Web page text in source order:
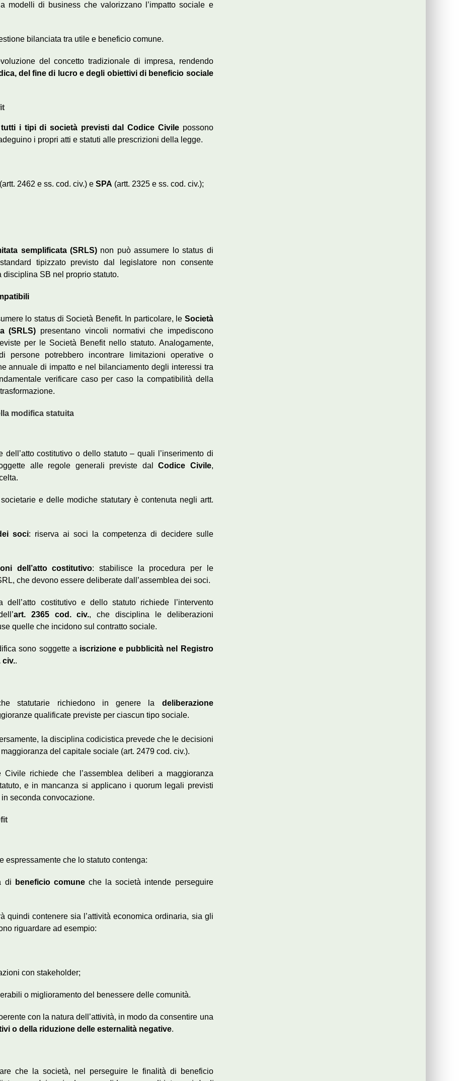
modelli di business che valorizzano l’impatto sociale e
bilanciata tra utile e beneficio comune.
del concetto tradizionale di impresa, rendendo
del fine di lucro e degli obiettivi di beneficio sociale
tutti i tipi di società previsti dal Codice Civilepossono
i propri atti e statuti alle prescrizioni della legge.
(artt. 2462 e ss. cod. civ.) e SPA (artt. 2325 e ss. cod. civ.);
semplificata (SRLS) non può assumere lo status di
tipizzato previsto dal legislatore non consente
disciplina SB nel proprio statuto.
lo status di Società Benefit. In particolare, le Società
(SRLS) presentano vincoli normativi che impediscono
per le Società Benefit nello statuto. Analogamente,
persone potrebbero incontrare limitazioni operative o
annuale di impatto e nel bilanciamento degli interessi tra
verificare caso per caso la compatibilità della
modifica statuita
costitutivo o dello statuto – quali l’inserimento di
alle regole generali previste dalCodice Civile,
e delle modiche statu­tary è contenuta negli artt.
soci: riserva ai soci la competenza di decidere sulle
dell’atto costitutivo: stabilisce la procedura per le
che devono essere deliberate dall’assemblea dei soci.
dell’atto costitutivo e dello statuto richiede l’intervento
art. 2365 cod. civ., che disciplina le deliberazioni
quelle che incidono sul contratto sociale.
sono soggette a iscrizione e pubblicità nel Registro
civ..
statutarie richiedono in genere la deliberazione
qualificate previste per ciascun tipo sociale.
la disciplina codicistica prevede che le decisioni
del capitale sociale (art. 2479 cod. civ.).
richiede che l’assemblea deliberi a maggioranza
e in mancanza si applicano i quorum legali previsti
seconda convocazione.
espressamente che lo statuto contenga:
di beneficio comuneche la società intende perseguire
quindi contenere sia l’attività economica ordinaria, sia gli
riguardare ad esempio:
con stakeholder;
o miglioramento del benessere delle comunità.
con la natura dell’attività, in modo da consentire una
o della riduzione delle esternalità negative.
che la società, nel perseguire le finalità di beneficio